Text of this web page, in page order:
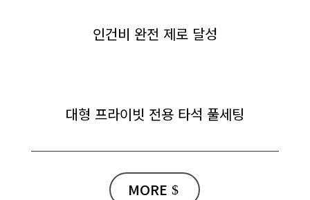
인건비 완전 제로 달성
대형 프라이빗 전용 타석 풀세팅
MORE